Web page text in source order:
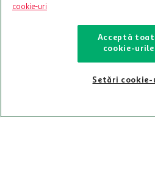
Iti stam mereu la
021-9141
Pentru tine
cookie-uri
Acceptă
cookie-urile
Setări cookie-